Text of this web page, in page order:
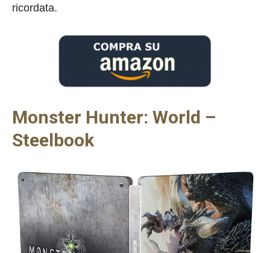
ricordata.
Monster Hunter: World –
Steelbook